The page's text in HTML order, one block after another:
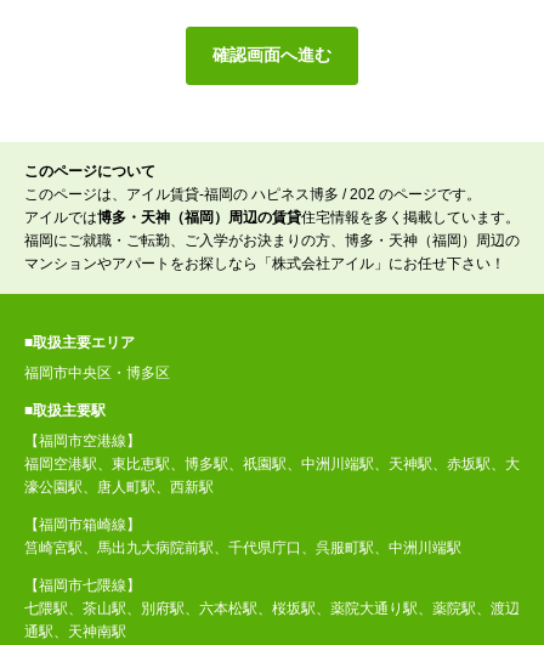
このページについて
このページは、アイル賃貸-福岡の ハピネス博多 / 202 のページです。
アイルでは博多・天神（福岡）周辺の賃貸住宅情報を多く掲載しています。
福岡にご就職・ご転勤、ご入学がお決まりの方、博多・天神（福岡）周辺の
マンションやアパートをお探しなら「株式会社アイル」にお任せ下さい！
■取扱主要エリア
福岡市中央区・博多区
■取扱主要駅
【福岡市空港線】
福岡空港駅、東比恵駅、博多駅、祇園駅、中洲川端駅、天神駅、赤坂駅、大
濠公園駅、唐人町駅、西新駅
【福岡市箱崎線】
筥崎宮駅、馬出九大病院前駅、千代県庁口、呉服町駅、中洲川端駅
【福岡市七隈線】
七隈駅、茶山駅、別府駅、六本松駅、桜坂駅、薬院大通り駅、薬院駅、渡辺
通駅、天神南駅